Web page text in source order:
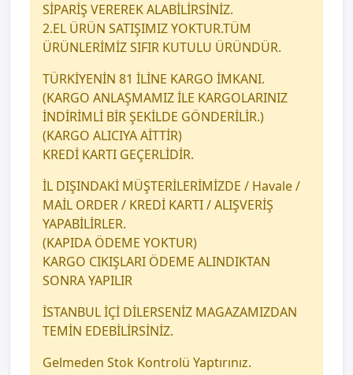
SİPARİŞ VEREREK ALABİLİRSİNİZ.
2.EL ÜRÜN SATIŞIMIZ YOKTUR.TÜM
ÜRÜNLERİMİZ SIFIR KUTULU ÜRÜNDÜR.
TÜRKİYENİN 81 İLİNE KARGO İMKANI.
(KARGO ANLAŞMAMIZ İLE KARGOLARINIZ
İNDİRİMLİ BİR ŞEKİLDE GÖNDERİLİR.)
(KARGO ALICIYA AİTTİR)
KREDİ KARTI GEÇERLİDİR.
İL DIŞINDAKİ MÜŞTERİLERİMİZDE / Havale /
MAİL ORDER / KREDİ KARTI / ALIŞVERİŞ
YAPABİLİRLER.
(KAPIDA ÖDEME YOKTUR)
KARGO CIKIŞLARI ÖDEME ALINDIKTAN
SONRA YAPILIR
İSTANBUL İÇİ DİLERSENİZ MAGAZAMIZDAN
TEMİN EDEBİLİRSİNİZ.
Gelmeden Stok Kontrolü Yaptırınız.